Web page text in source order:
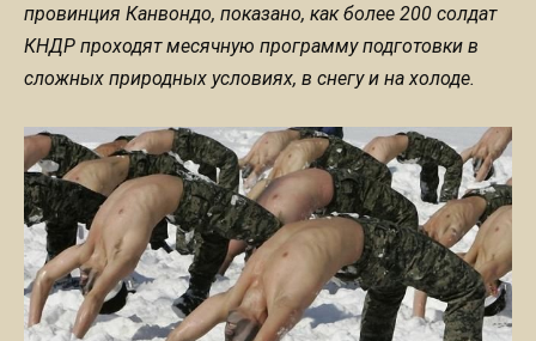
провинция Канвондо, показано, как более 200 солдат
КНДР проходят месячную программу подготовки в
сложных природных условиях, в снегу и на холоде.